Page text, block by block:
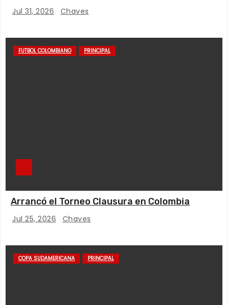
Jul 31, 2026 Chaves
FUTBOL COLOMBIANO PRINCIPAL
Arrancó el Torneo Clausura en Colombia
Jul 25, 2026 Chaves
COPA SUDAMERICANA PRINCIPAL